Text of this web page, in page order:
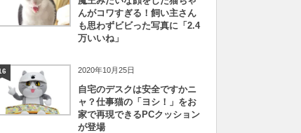
んがコワすぎる！飼い主さん
も思わずビビった写真に「2.4
万いいね」
2020年10月25日
自宅のデスクは安全ですかニ
ャ？仕事猫の「ヨシ！」をお
家で再現できるPCクッション
が登場